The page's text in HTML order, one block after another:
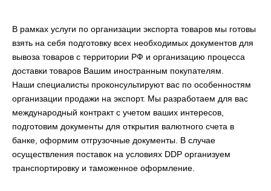
В рамках услуги по организации экспорта товаров мы готовы
взять на себя подготовку всех необходимых документов для
вывоза товаров с территории РФ и организацию процесса
доставки товаров Вашим иностранным покупателям.
Наши специалисты проконсультируют вас по особенностям
организации продажи на экспорт. Мы разработаем для вас
международный контракт с учетом ваших интересов,
подготовим документы для открытия валютного счета в
банке, оформим отгрузочные документы. В случае
осуществления поставок на условиях DDP организуем
транспортировку и таможенное оформление.